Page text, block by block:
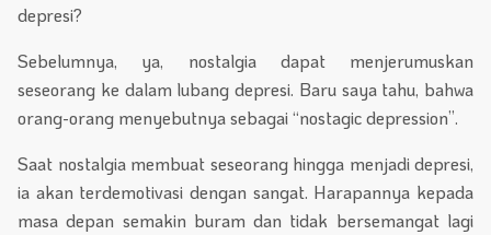
depresi?
Sebelumnya, ya, nostalgia dapat menjerumuskan
seseorang ke dalam lubang depresi. Baru saya tahu, bahwa
orang-orang menyebutnya sebagai “nostagic depression”.
Saat nostalgia membuat seseorang hingga menjadi depresi,
ia akan terdemotivasi dengan sangat. Harapannya kepada
masa depan semakin buram dan tidak bersemangat lagi